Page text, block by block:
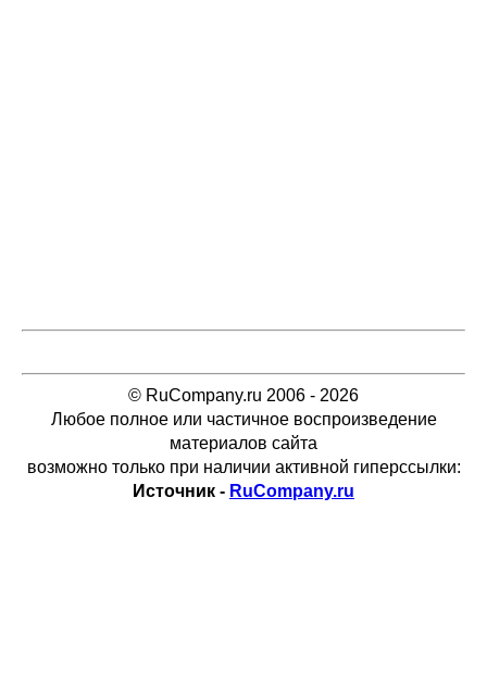
© RuCompany.ru 2006 - 2026
Любое полное или частичное воспроизведение
материалов сайта
возможно только при наличии активной гиперссылки:
Источник - RuCompany.ru